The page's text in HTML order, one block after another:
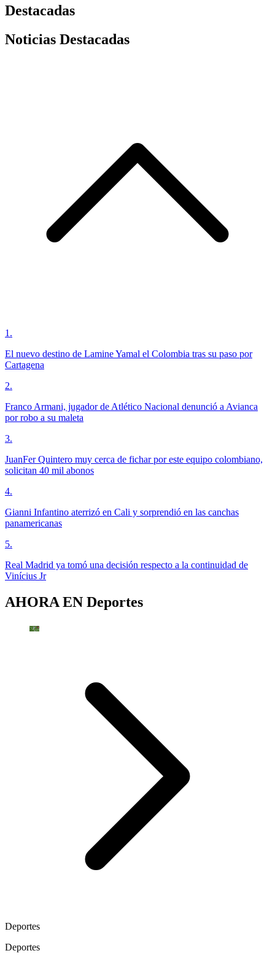
Destacadas
Noticias Destacadas
1 .
El nuevo destino de Lamine Yamal el Colombia tras su paso por
Cartagena
2.
Franco Armani, jugador de Atlético Nacional denunció a Avianca
por robo a su maleta
3.
JuanFer Quintero muy cerca de fichar por este equipo colombiano,
solicitan 40 mil abonos
4.
Gianni Infantino aterrizó en Cali y sorprendió en las canchas
panamericanas
5.
Real Madrid ya tomó una decisión respecto a la continuidad de
Vinícius Jr
AHORA EN Deportes
Deportes
Deportes